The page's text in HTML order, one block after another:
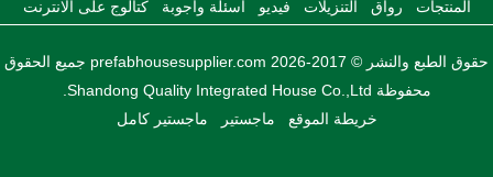
المنتجات رواق التنزيلات فيديو أسئلة وأجوبة كتالوج على الانترنت
حقوق الطبع والنشر © 2017-2026 prefabhousesupplier.com جميع الحقوق
محفوظة Shandong Quality Integrated House Co.,Ltd.
خريطة الموقع
ماجستير ماجستير كامل